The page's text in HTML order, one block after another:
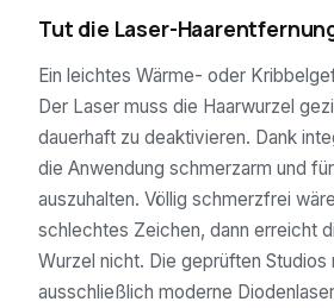
Tut die Laser-
Ein leichtes Wärme- oder
Der Laser muss die Haarwurzel
dauerhaft zu deaktivieren. Dank
die Anwendung schmerzarm und
auszuhalten. Völlig schmerzfrei
schlechtes Zeichen, dann erreicht
Wurzel nicht. Die geprüften Studios
ausschließlich moderne